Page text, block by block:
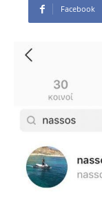
Facebook